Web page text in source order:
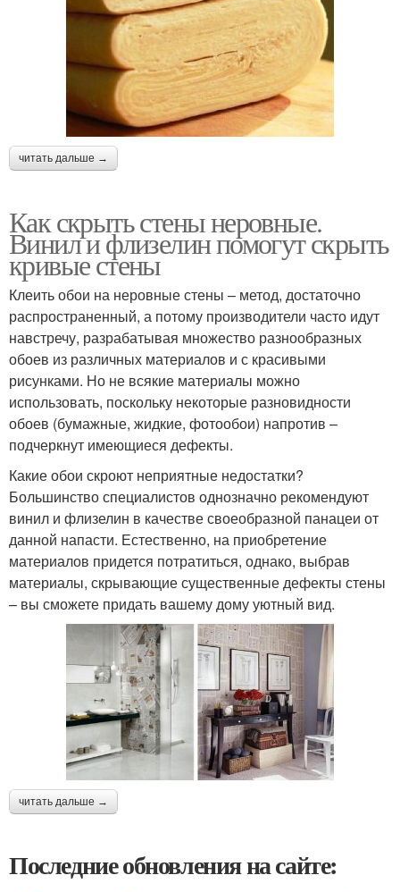
читать дальше →
Как скрыть стены неровные.
Винил и флизелин помогут скрыть
кривые стены
Клеить обои на неровные стены – метод, достаточно
распространенный, а потому производители часто идут
навстречу, разрабатывая множество разнообразных
обоев из различных материалов и с красивыми
рисунками. Но не всякие материалы можно
использовать, поскольку некоторые разновидности
обоев (бумажные, жидкие, фотообои) напротив –
подчеркнут имеющиеся дефекты.
Какие обои скроют неприятные недостатки?
Большинство специалистов однозначно рекомендуют
винил и флизелин в качестве своеобразной панацеи от
данной напасти. Естественно, на приобретение
материалов придется потратиться, однако, выбрав
материалы, скрывающие существенные дефекты стены
– вы сможете придать вашему дому уютный вид.
читать дальше →
Последние обновления на сайте: